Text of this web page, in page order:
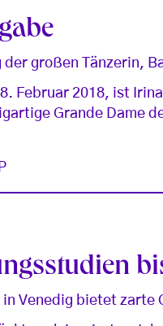
der großen Tänzerin,
Februar 2018, ist
Grande Dame
in Venedig bietet zarte